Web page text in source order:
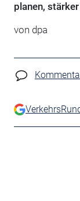
planen,
von dpa